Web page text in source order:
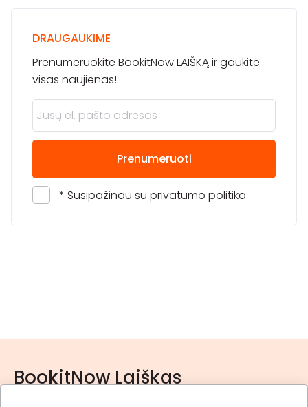
DRAUGAUKIME
Prenumeruokite BookitNow LAIŠKĄ ir gaukite
visas naujienas!
Prenumeruoti
* Susipažinau su privatumo politika
BookitNow Laiškas